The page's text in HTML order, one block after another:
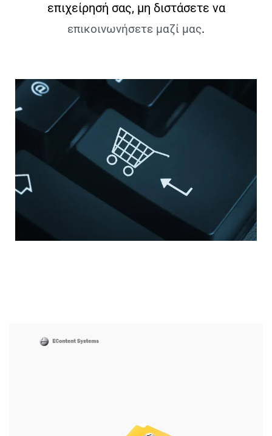
επιχείρησή σας, μη διστάσετε να
επικοινωνήσετε μαζί μας.